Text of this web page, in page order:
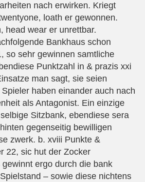
nach erwirken. Kriegt
loath er gewonnen.
head wear er unrettbar.
Bankhaus schon
so sehr gewinnen samtliche
Punktzahl in & prazis xxi
man sagt, sie seien
haben einander auch nach
als Antagonist. Ein einzige
Sitzbank, ebendiese sera
gegenseitig bewilligen
zwerk. b. xviii Punkte &
22, sic hut der Zocker
ergo durch die bank
– sowie diese nichtens